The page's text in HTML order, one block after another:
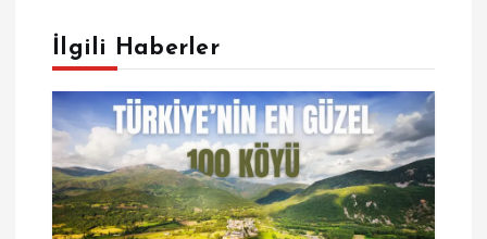
e
z
n
İlgili Haberler